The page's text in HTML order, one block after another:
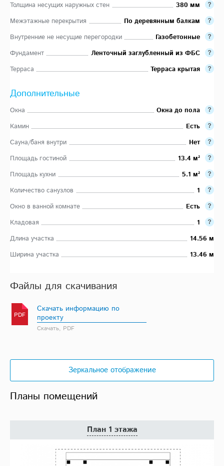
Толщина несущих наружных стен
380 мм
Межэтажные перекрытия
По деревянным балкам
Внутренние не несущие перегородки
Газобетонные
Фундамент
Ленточный заглубленный из ФБС
Терраса
Терраса крытая
Дополнительные
Окна
Окна до пола
Камин
Есть
Сауна/баня внутри
Нет
Площадь гостиной
13.4 м²
Площадь кухни
5.1 м²
Количество санузлов
1
Окно в ванной комнате
Есть
Кладовая
1
Длина участка
14.56 м
Ширина участка
13.46 м
Файлы для скачивания
PDF
Скачать информацию по
проекту
Скачать, PDF
Планы помещений
Зеркальное отображение
План 1 этажа